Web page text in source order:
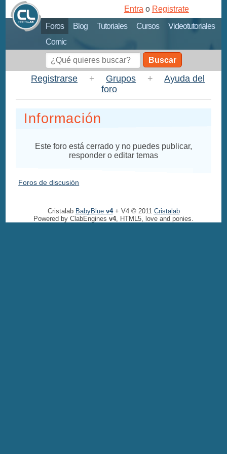
Foros Blog Tutoriales Cursos
Videotutoriales
Comic
Entra o Registrate
Buscar
Registrarse + Grupos +
Ayuda del
foro
Información
Este foro está cerrado y no puedes publicar,
responder o editar temas
Foros de discusión
Cristalab BabyBlue v4+ V4 © 2011 Cristalab
Powered by ClabEngines v4, HTML5, love and ponies.